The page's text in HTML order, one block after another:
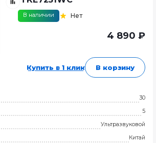
В наличии Нет
4 890 ₽
Купить в 1 клик В корзину
30
5
Ультразвуковой
Китай